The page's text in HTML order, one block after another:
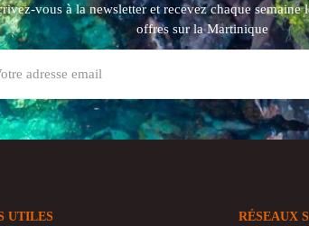
vous à la newsletter et recevez chaque semaine
offres sur la Martinique
UTILES RÉSEAUX